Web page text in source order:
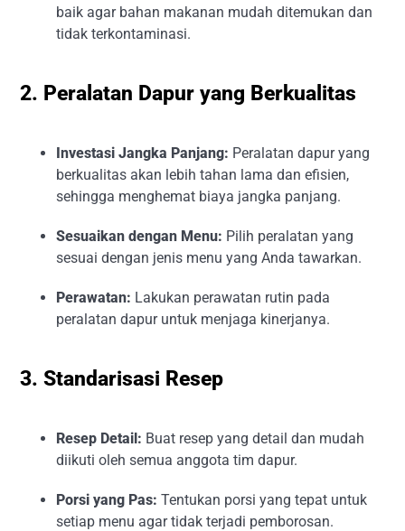
baik agar bahan makanan mudah ditemukan dan
tidak terkontaminasi.
2. Peralatan Dapur yang Berkualitas
Investasi Jangka Panjang: Peralatan dapur yang
berkualitas akan lebih tahan lama dan efisien,
sehingga menghemat biaya jangka panjang.
Sesuaikan dengan Menu: Pilih peralatan yang
sesuai dengan jenis menu yang Anda tawarkan.
Perawatan: Lakukan perawatan rutin pada
peralatan dapur untuk menjaga kinerjanya.
3. Standarisasi Resep
Resep Detail: Buat resep yang detail dan mudah
diikuti oleh semua anggota tim dapur.
Porsi yang Pas: Tentukan porsi yang tepat untuk
setiap menu agar tidak terjadi pemborosan.